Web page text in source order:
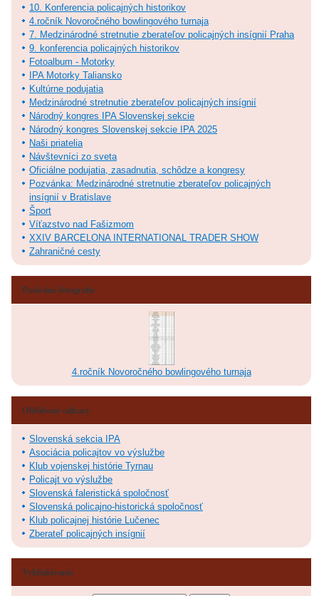
10. Konferencia policajných historikov
4.ročník Novoročného bowlingového turnaja
7. Medzinárodné stretnutie zberateľov policajných insígnií Praha
9. konferencia policajných historikov
Fotoalbum - Motorky
IPA Motorky Taliansko
Kultúrne podujatia
Medzinárodné stretnutie zberateľov policajných insígnií
Národný kongres IPA Slovenskej sekcie
Národný kongres Slovenskej sekcie IPA 2025
Naši priatelia
Návštevníci zo sveta
Oficiálne podujatia, zasadnutia, schôdze a kongresy
Pozvánka: Medzinárodné stretnutie zberateľov policajných
insígnií v Bratislave
Šport
Víťazstvo nad Fašizmom
XXIV BARCELONA INTERNATIONAL TRADER SHOW
Zahraničné cesty
Posledné fotografie
4.ročník Novoročného bowlingového turnaja
Obľúbené odkazy
Slovenská sekcia IPA
Asociácia policajtov vo výslužbe
Klub vojenskej histórie Tyrnau
Policajt vo výslužbe
Slovenská faleristická spoločnosť
Slovenská policajno-historická spoločnosť
Klub policajnej histórie Lučenec
Zberateľ policajných insígnií
Vyhľadávanie